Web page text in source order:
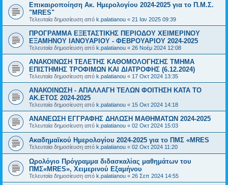
Επικαιροποίηση Ακ. Ημερολογίου 2024-2025 για το Π.Μ.Σ.
"MRES"
Τελευταία δημοσίευση από k.palatianou « 21 Ιαν 2025 09:39
ΠΡΟΓΡΑΜΜΑ ΕΞΕΤΑΣΤΙΚΗΣ ΠΕΡΙΟΔΟΥ ΧΕΙΜΕΡΙΝΟΥ
ΕΞΑΜΗΝΟΥ ΙΑΝΟΥΑΡΙΟΥ - ΦΕΒΡΟΥΑΡΙΟΥ 2024-2025
Τελευταία δημοσίευση από k.palatianou « 26 Νοέμ 2024 12:08
ΑΝΑΚΟΙΝΩΣΗ ΤΕΛΕΤΗΣ ΚΑΘΟΜΟΛΟΓΗΣΗΣ ΤΜΗΜΑ
ΕΠΙΣΤΗΜΗΣ ΤΡΟΦΙΜΩΝ ΚΑΙ ΔΙΑΤΡΟΦΗΣ (6.12.2024)
Τελευταία δημοσίευση από k.palatianou « 17 Οκτ 2024 13:35
ΑΝΑΚΟΙΝΩΣΗ - ΑΠΑΛΛΑΓΗ ΤΕΛΩΝ ΦΟΙΤΗΣΗ ΚΑΤΑ ΤΟ
ΑΚ.ΕΤΟΣ 2024-2025
Τελευταία δημοσίευση από k.palatianou « 15 Οκτ 2024 14:18
ΑΝΑΝΕΩΣΗ ΕΓΓΡΑΦΗΣ ΔΗΛΩΣΗ ΜΑΘΗΜΑΤΩΝ 2024-2025
Τελευταία δημοσίευση από k.palatianou « 02 Οκτ 2024 15:03
Ακαδημαϊκού Ημερολογίου 2024-2025 για το ΠΜΣ «MRES
Τελευταία δημοσίευση από k.palatianou « 02 Οκτ 2024 11:20
Ωρολόγιο Πρόγραμμα διδασκαλίας μαθημάτων του
ΠΜΣ«MRES», Χειμερινού Εξαμήνου
Τελευταία δημοσίευση από k.palatianou « 26 Σεπ 2024 14:55